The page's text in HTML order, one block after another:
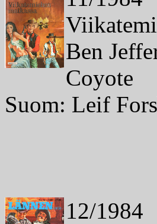
Ben
Coyote
Suom: Leif
12/1984